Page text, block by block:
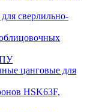
сверлильно-
цанговые для
HSK63F,